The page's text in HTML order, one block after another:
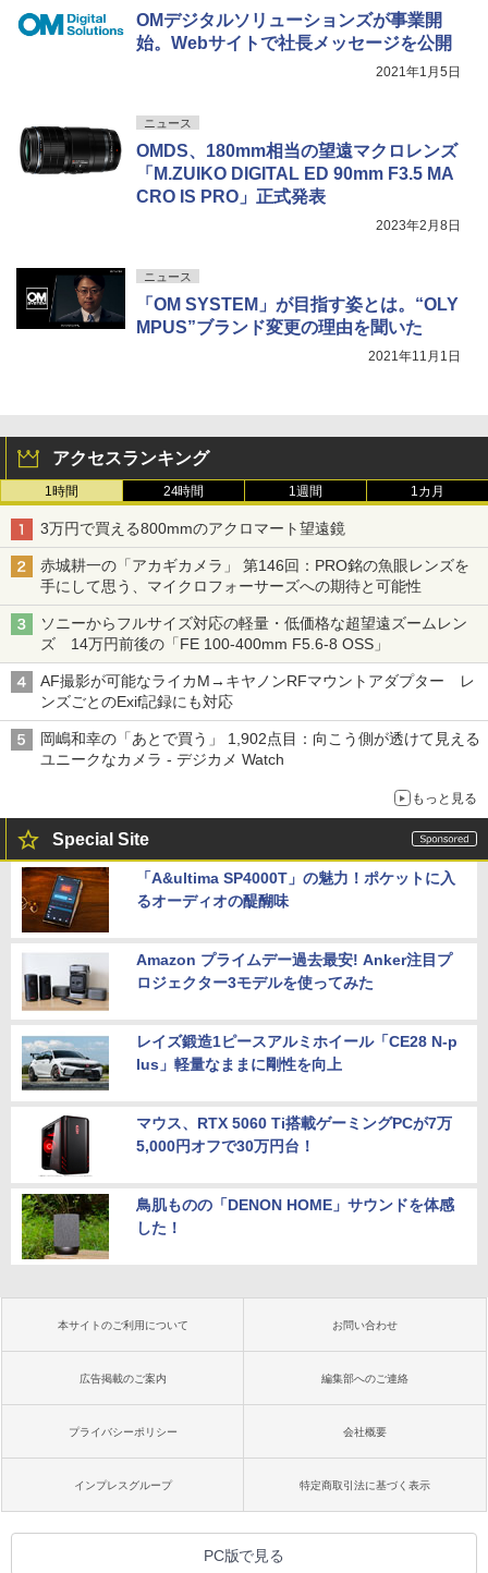
OMデジタルソリューションズが事業開
始。Webサイトで社長メッセージを公開
2021年1月5日
ニュース
OMDS、180mm相当の望遠マクロレンズ
「M.ZUIKO DIGITAL ED 90mm F3.5 MA
CRO IS PRO」正式発表
2023年2月8日
ニュース
「OM SYSTEM」が目指す姿とは。“OLY
MPUS”ブランド変更の理由を聞いた
2021年11月1日
アクセスランキング
1時間 24時間 1週間 1カ月
3万円で買える800mmのアクロマート望遠鏡
赤城耕一の「アカギカメラ」 第146回：PRO銘の魚眼レンズを
手にして思う、マイクロフォーサーズへの期待と可能性
ソニーからフルサイズ対応の軽量・低価格な超望遠ズームレン
ズ 14万円前後の「FE 100-400mm F5.6-8 OSS」
AF撮影が可能なライカM→キヤノンRFマウントアダプター レ
ンズごとのExif記録にも対応
岡嶋和幸の「あとで買う」 1,902点目：向こう側が透けて見える
ユニークなカメラ - デジカメ Watch
もっと見る
Special Site
「A&ultima SP4000T」の魅力！ポケットに入
るオーディオの醍醐味
Amazon プライムデー過去最安! Anker注目プ
ロジェクター3モデルを使ってみた
レイズ鍛造1ピースアルミホイール「CE28 N-p
lus」軽量なままに剛性を向上
マウス、RTX 5060 Ti搭載ゲーミングPCが7万
5,000円オフで30万円台！
鳥肌ものの「DENON HOME」サウンドを体感
した！
本サイトのご利用について お問い合わせ
広告掲載のご案内 編集部へのご連絡
プライバシーポリシー 会社概要
インプレスグループ 特定商取引法に基づく表示
PC版で見る